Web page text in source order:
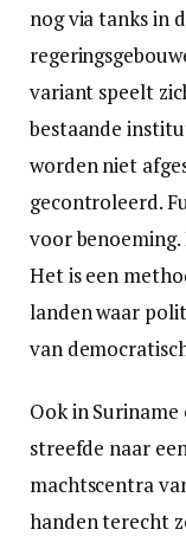
nog via tanks in
variant speelt
bestaande
worden niet
gecontroleerd.
voor
Het is een
landen waar
van
Ook in
streefde naar
machtscentra
handen terecht